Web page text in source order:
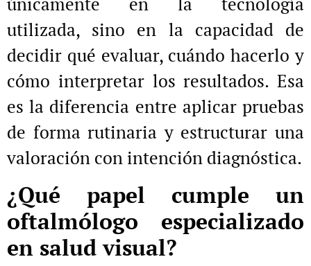
utilizada, sino en la capacidad de
decidir qué evaluar, cuándo hacerlo y
cómo interpretar los resultados. Esa
es la diferencia entre aplicar pruebas
de forma rutinaria y estructurar una
valoración con intención diagnóstica.
¿Qué papel cumple un
oftalmólogo especializado
en salud visual?